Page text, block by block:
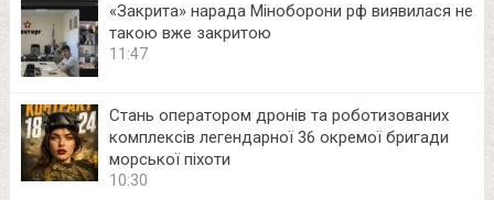
«Закрита» нарада Міноборони рф виявилася не
такою вже закритою
11:47
Стань оператором дронів та роботизованих
комплексів легендарної 36 окремої бригади
морської піхоти
10:30